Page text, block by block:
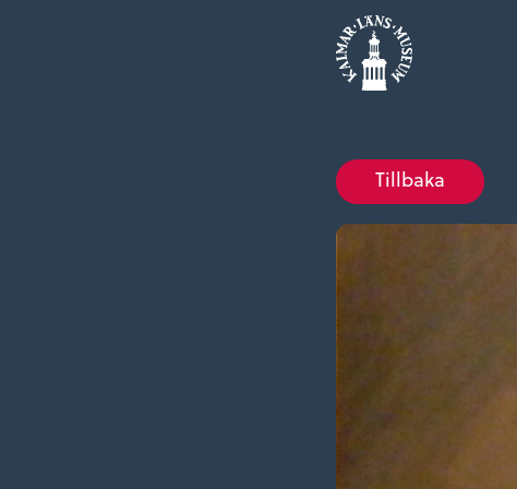
Tillbaka